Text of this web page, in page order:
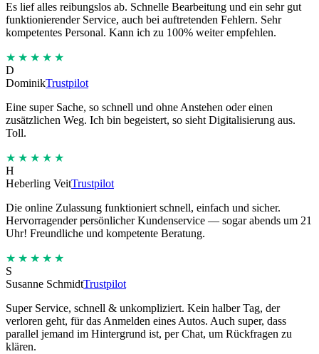
Es lief alles reibungslos ab. Schnelle Bearbeitung und ein sehr gut
funktionierender Service, auch bei auftretenden Fehlern. Sehr
kompetentes Personal. Kann ich zu 100% weiter empfehlen.
★★★★★
D
DominikTrustpilot
Eine super Sache, so schnell und ohne Anstehen oder einen
zusätzlichen Weg. Ich bin begeistert, so sieht Digitalisierung aus.
Toll.
★★★★★
H
Heberling VeitTrustpilot
Die online Zulassung funktioniert schnell, einfach und sicher.
Hervorragender persönlicher Kundenservice — sogar abends um 21
Uhr! Freundliche und kompetente Beratung.
★★★★★
S
Susanne SchmidtTrustpilot
Super Service, schnell & unkompliziert. Kein halber Tag, der
verloren geht, für das Anmelden eines Autos. Auch super, dass
parallel jemand im Hintergrund ist, per Chat, um Rückfragen zu
klären.